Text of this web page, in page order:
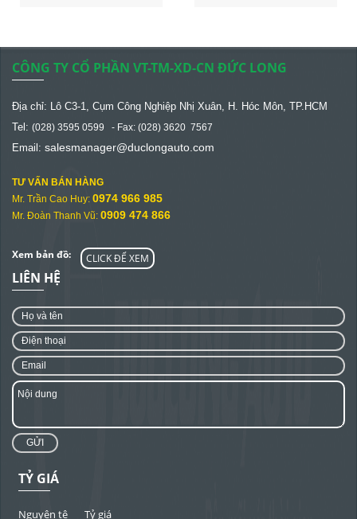
CÔNG TY CỔ PHẦN VT-TM-XD-CN ĐỨC LONG
Địa chỉ: Lô C3-1, Cụm Công Nghiệp Nhị Xuân, H. Hóc Môn, TP.HCM
Tel: (028) 3595 0599 - Fax: (028) 3620 7567
Email: salesmanager@duclongauto.com
TƯ VẤN BÁN HÀNG
Mr. Trần Cao Huy: 0974 966 985
Mr. Đoàn Thanh Vũ: 0909 474 866
Xem bản đồ: CLICK ĐỂ XEM
LIÊN HỆ
GỬI
TỶ GIÁ
Nguyên tệ Tỷ giá